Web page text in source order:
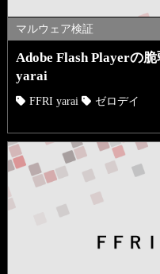
マルウェア検証
Adobe Flash Playerの
yarai
FFRI yarai ゼロデイ